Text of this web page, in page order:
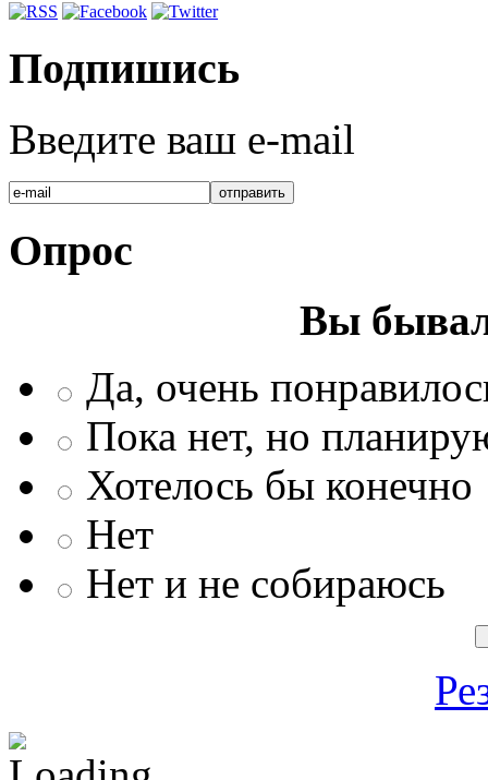
Подпишись
Введите ваш e-mail
Опрос
Вы
Да, очень
Пока нет, но
Хотелось бы конечно
Нет
Нет и не собираюсь